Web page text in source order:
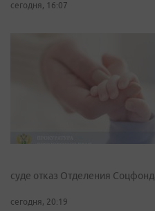
сегодня, 16:07
суде отказ Отделения
сегодня, 20:19